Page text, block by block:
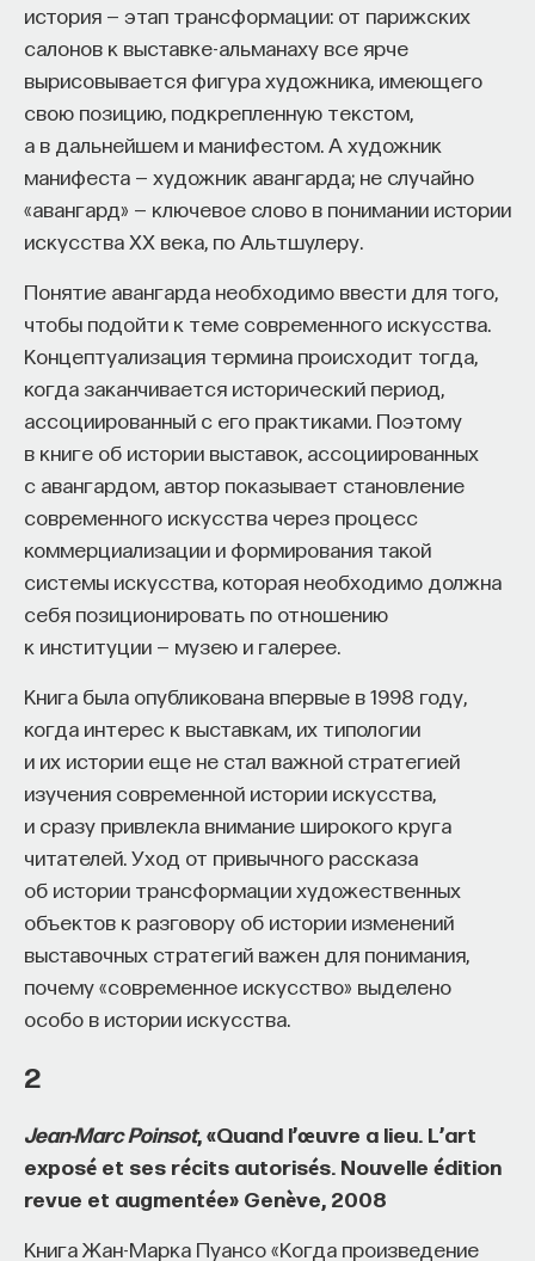
история — этап трансформации: от парижских
салонов к выставке-альманаху все ярче
вырисовывается фигура художника, имеющего
свою позицию, подкрепленную текстом,
а в дальнейшем и манифестом. А художник
манифеста — художник авангарда; не случайно
«авангард» — ключевое слово в понимании истории
искусства ХХ века, по Альтшулеру.
Понятие авангарда необходимо ввести для того,
чтобы подойти к теме современного искусства.
Концептуализация термина происходит тогда,
когда заканчивается исторический период,
ассоциированный с его практиками. Поэтому
в книге об истории выставок, ассоциированных
с авангардом, автор показывает становление
современного искусства через процесс
коммерциализации и формирования такой
системы искусства, которая необходимо должна
себя позиционировать по отношению
к институции — музею и галерее.
Книга была опубликована впервые в 1998 году,
когда интерес к выставкам, их типологии
и их истории еще не стал важной стратегией
изучения современной истории искусства,
и сразу привлекла внимание широкого круга
читателей. Уход от привычного рассказа
об истории трансформации художественных
объектов к разговору об истории изменений
выставочных стратегий важен для понимания,
почему «современное искусство» выделено
особо в истории искусства.
2
Jean-Marc Poinsot, «Quand l’œuvre a lieu. L’art
exposé et ses récits autorisés. Nouvelle édition
revue et augmentée» Genève, 2008
Книга Жан-Марка Пуансо «Когда произведение
НАУКА ЖУРНАЛ
ФИЛОСОФСКИЙ ПОИСК: НАЧАЛА
Философский поиск: начала
СОХРАНИТЬ КУРС
Внеси свой вклад в дело
просвещения!
ПОДДЕРЖАТЬ ПОСТНАУКУ